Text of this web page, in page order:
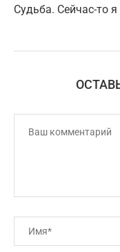
Судьба. Сейчас-то